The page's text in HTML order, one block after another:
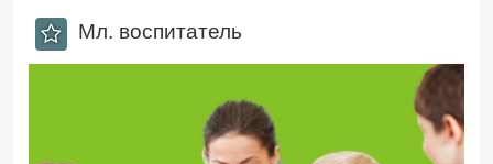
Мл. воспитатель